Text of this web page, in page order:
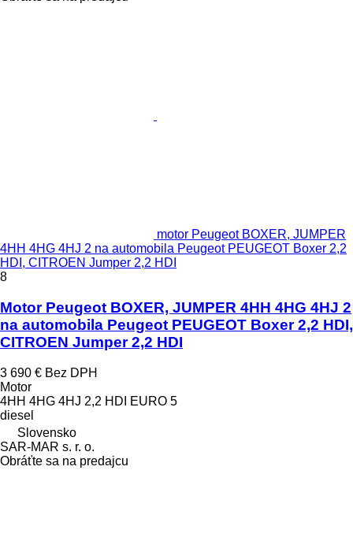
motor Peugeot BOXER, JUMPER
4HH 4HG 4HJ 2 na automobila Peugeot PEUGEOT Boxer 2,2
HDI, CITROEN Jumper 2,2 HDI
8
Motor Peugeot BOXER, JUMPER 4HH 4HG 4HJ 2
na automobila Peugeot PEUGEOT Boxer 2,2 HDI,
CITROEN Jumper 2,2 HDI
3 690 € Bez DPH
Motor
4HH 4HG 4HJ 2,2 HDI EURO 5
diesel
Slovensko
SAR-MAR s. r. o.
Obráťte sa na predajcu